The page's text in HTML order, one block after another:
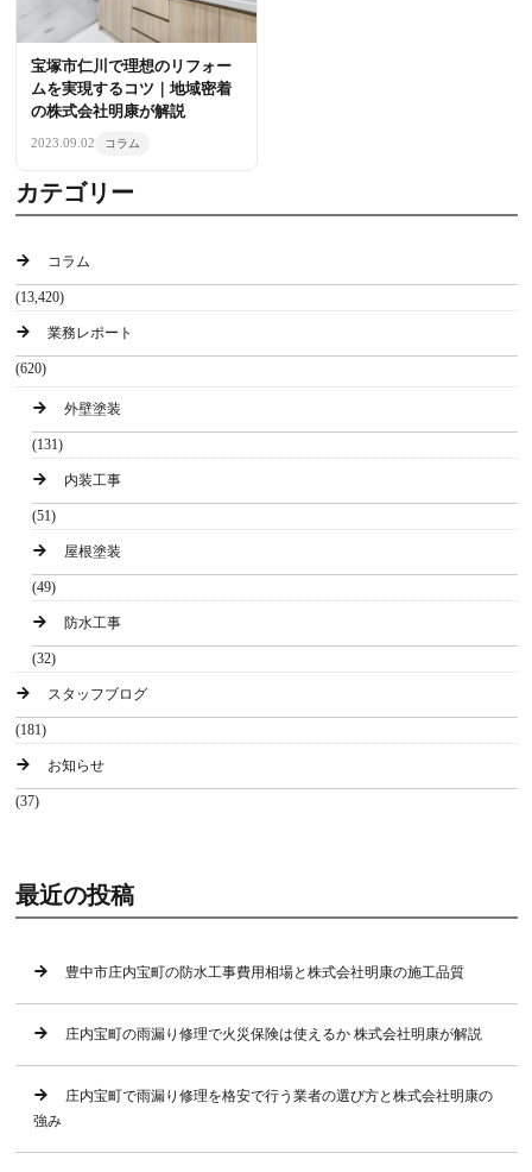
宝塚市仁川で理想のリフォー
ムを実現するコツ｜地域密着
の株式会社明康が解説
2023.09.02 コラム
カテゴリー
コラム
(13,420)
業務レポート
(620)
外壁塗装
(131)
内装工事
(51)
屋根塗装
(49)
防水工事
(32)
スタッフブログ
(181)
お知らせ
(37)
最近の投稿
豊中市庄内宝町の防水工事費用相場と株式会社明康の施工品質
庄内宝町の雨漏り修理で火災保険は使えるか 株式会社明康が解説
庄内宝町で雨漏り修理を格安で行う業者の選び方と株式会社明康の
強み